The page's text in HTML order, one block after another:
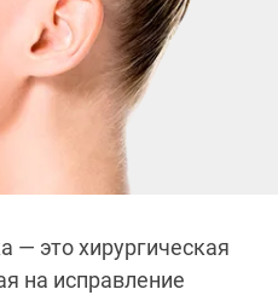
— это хирургическая
на исправление